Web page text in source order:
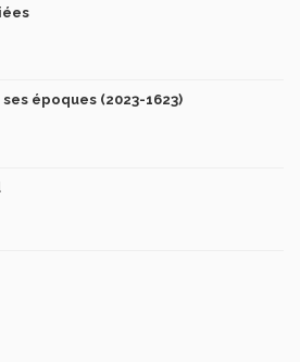
époques (2023-1623)